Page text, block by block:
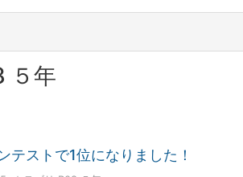
５年
テストで1位になりました！